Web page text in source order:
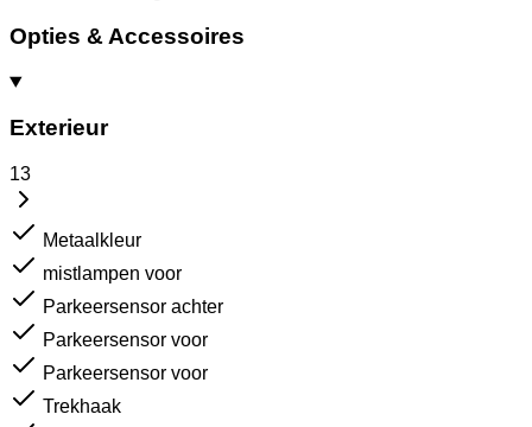
Opties & Accessoires
Exterieur
13
Metaalkleur
mistlampen voor
Parkeersensor achter
Parkeersensor voor
Parkeersensor voor
Trekhaak